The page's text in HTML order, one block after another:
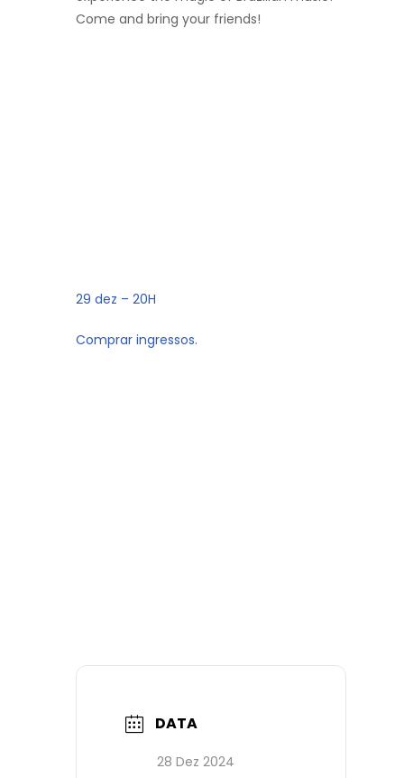
Come and bring your friends!
29 dez – 20H
Comprar ingressos.
DATA
28 Dez 2024